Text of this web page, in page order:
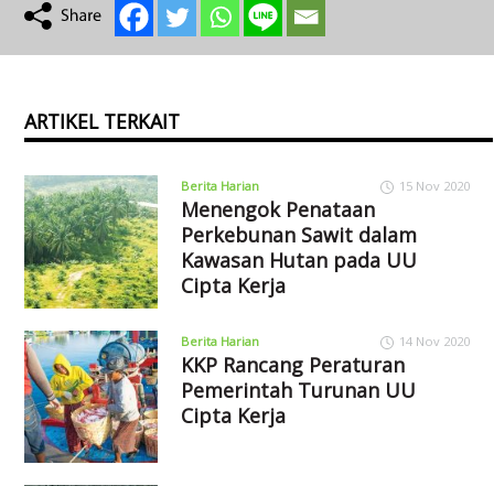
ARTIKEL TERKAIT
Berita Harian 15 Nov 2020
Menengok Penataan
Perkebunan Sawit dalam
Kawasan Hutan pada UU
Cipta Kerja
Berita Harian 14 Nov 2020
KKP Rancang Peraturan
Pemerintah Turunan UU
Cipta Kerja